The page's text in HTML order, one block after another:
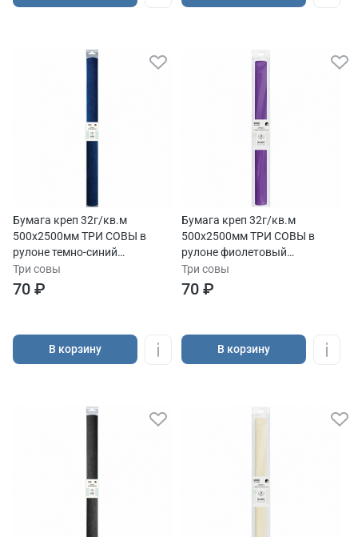
Бумага креп 32г/кв.м
500х2500мм ТРИ СОВЫ в
рулоне темно-синий
европодвес
Три совы
70 ₽
В корзину
Бумага креп 32г/кв.м
500х2500мм ТРИ СОВЫ в
рулоне фиолетовый
европодвес
Три совы
70 ₽
В корзину